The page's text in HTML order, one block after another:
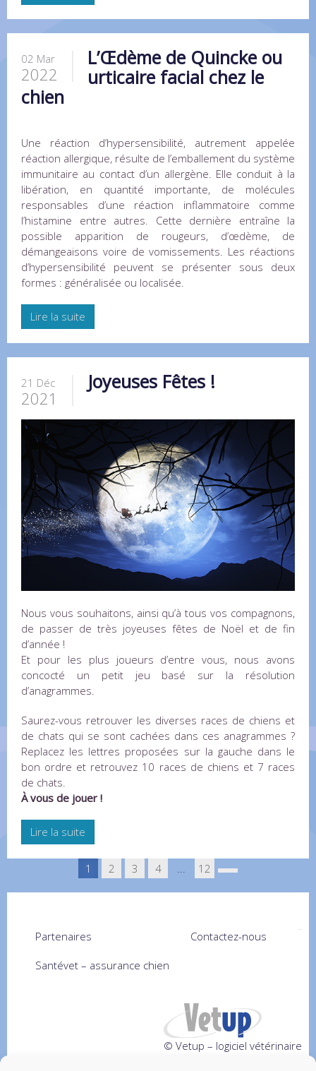
02 Mar
2022
L’Œdème de Quincke ou
urticaire facial chez le
chien
Une réaction d’hypersensibilité, autrement appelée
réaction allergique, résulte de l’emballement du système
immunitaire au contact d’un allergène. Elle conduit à la
libération, en quantité importante, de molécules
responsables d’une réaction inflammatoire comme
l’histamine entre autres. Cette dernière entraîne la
possible apparition de rougeurs, d’œdème, de
démangeaisons voire de vomissements. Les réactions
d’hypersensibilité peuvent se présenter sous deux
formes : généralisée ou localisée.
Lire la suite
21 Déc
2021
Joyeuses Fêtes !
Nous vous souhaitons, ainsi qu’à tous vos compagnons,
de passer de très joyeuses fêtes de Noël et de fin
d’année !
Et pour les plus joueurs d’entre vous, nous avons
concocté un petit jeu basé sur la résolution
d’anagrammes.
Saurez-vous retrouver les diverses races de chiens et
de chats qui se sont cachées dans ces anagrammes ?
Replacez les lettres proposées sur la gauche dans le
bon ordre et retrouvez 10 races de chiens et 7 races
de chats.
À vous de jouer !
Lire la suite
1 2 3 4 12
Partenaires
Santévet – assurance chien
Contactez-nous
© Vetup – logiciel vétérinaire